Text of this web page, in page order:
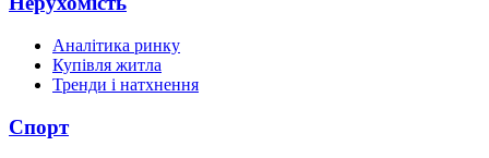
Аналітика ринку
Купівля житла
Тренди і натхнення
Спорт